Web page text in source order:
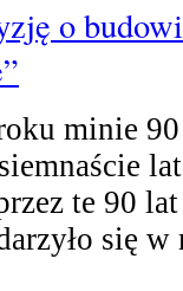
o
minie
te 90
się w